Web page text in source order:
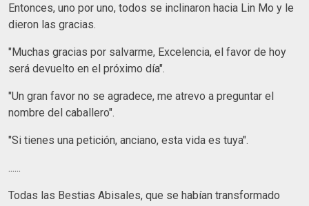
Entonces, uno por uno, todos se inclinaron hacia Lin Mo y le
dieron las gracias.
"Muchas gracias por salvarme, Excelencia, el favor de hoy
será devuelto en el próximo día".
"Un gran favor no se agradece, me atrevo a preguntar el
nombre del caballero".
"Si tienes una petición, anciano, esta vida es tuya".
......
Todas las Bestias Abisales, que se habían transformado